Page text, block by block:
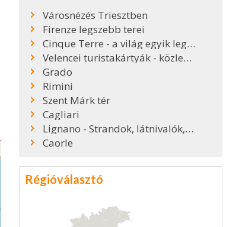
Városnézés Triesztben
Firenze legszebb terei
Cinque Terre - a világ egyik legszebb partszakasza
Velencei turistakártyák - közlekedés Velencében
Grado
Rimini
Szent Márk tér
Cagliari
Lignano - Strandok, látnivalók, kirándulóhelyek
Caorle
Régióválasztó